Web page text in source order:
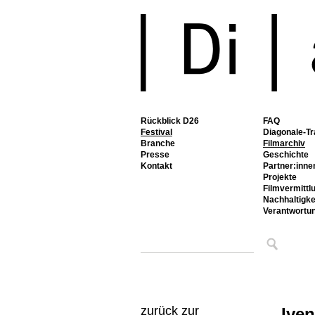
Rückblick D26
Festival
FAQ
Diagonale-
Filmarchiv
Geschichte
Projekte
Branche
Presse
Kontakt
zurück zur